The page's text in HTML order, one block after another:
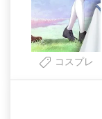
コスプレ